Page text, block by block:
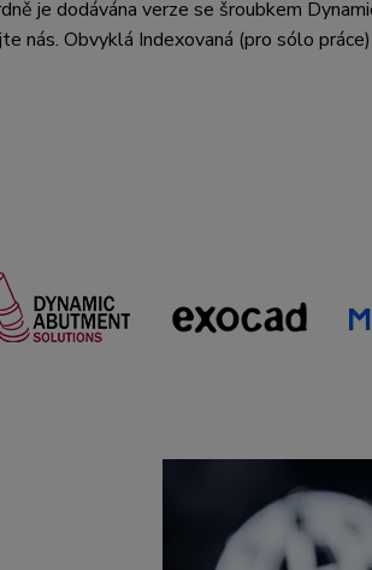
je dodávána verze se šroubkem
nás. Obvyklá Indexovaná (pro sólo